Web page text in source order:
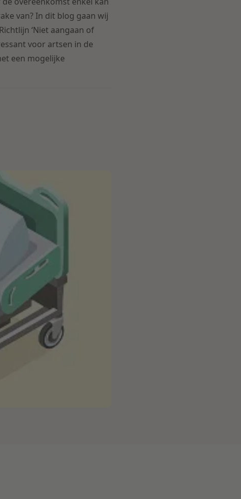
van? In dit blog gaan wij
‘Niet aangaan of
voor artsen in de
een mogelijke